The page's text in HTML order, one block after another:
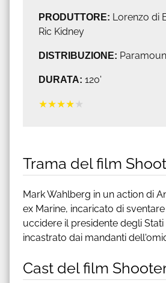
PRODUTTORE: Lorenzo di
Ric Kidney
DISTRIBUZIONE:
DURATA: 120'
★★★★ ★
Trama del film
Mark Wahlberg in un action di
ex Marine, incaricato di
uccidere il presidente degli Stati
incastrato dai mandanti
Cast del film